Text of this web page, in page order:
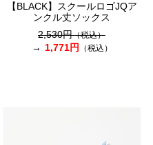
【BLACK】スクールロゴJQア
ンクル丈ソックス
2,530円（税込）
1,771円 （税込）